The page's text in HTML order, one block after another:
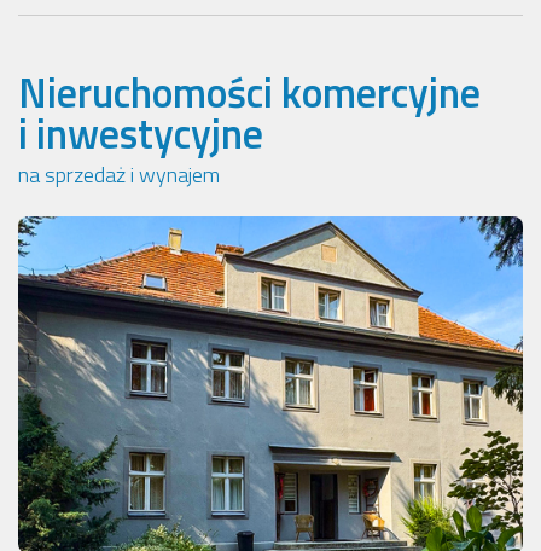
Nieruchomości komercyjne
i inwestycyjne
na sprzedaż i wynajem